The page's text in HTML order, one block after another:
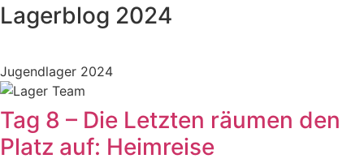
Lagerblog 2024
Jugendlager 2024
Tag 8 – Die Letzten räumen den
Platz auf: Heimreise